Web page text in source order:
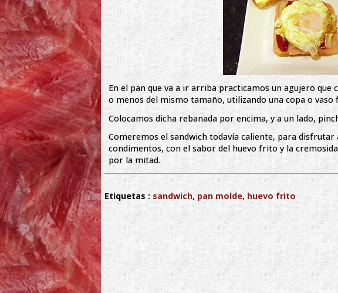
En el pan que va a ir arriba practicamos un agujero que
o menos del mismo tamaño, utilizando una copa o
Colocamos dicha rebanada por encima, y a un lado,
Comeremos el sandwich todavía caliente, para disfrutar
condimentos, con el sabor del huevo frito y la
por la mitad.
Etiquetas : sandwich, pan molde, huevo frito